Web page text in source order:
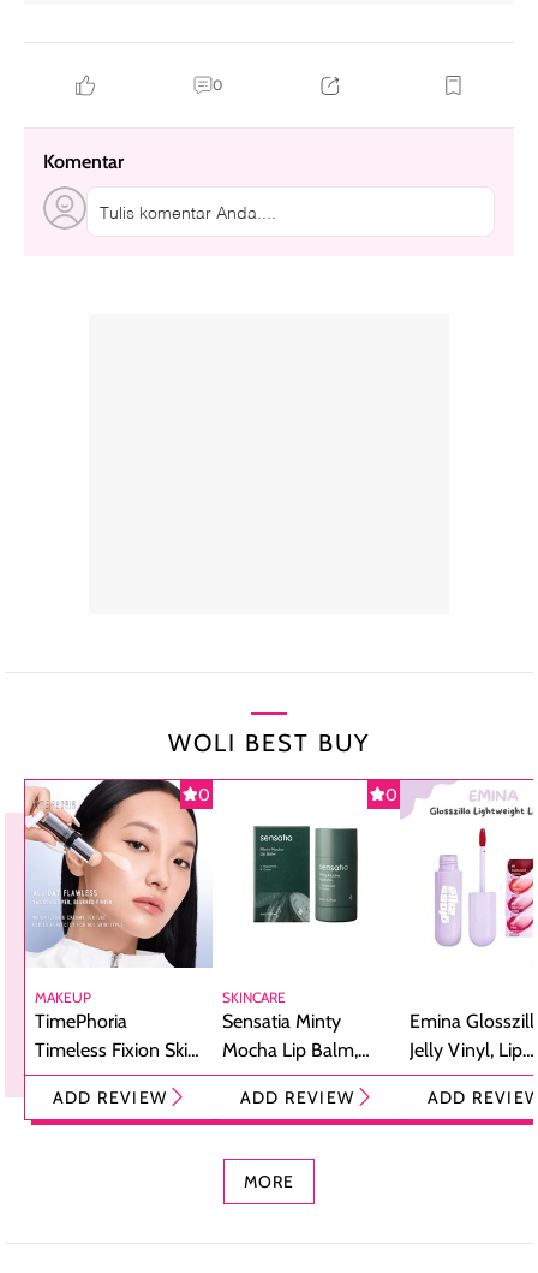
0
Komentar
Tulis komentar Anda....
WOLI BEST BUY
0
MAKEUP
TimePhoria
Timeless Fixion Skin
Tint Stick,
Foundation dan
ADD REVIEW
0
SKINCARE
Sensatia Minty
Mocha Lip Balm,
Pelembap Bibir
dengan Aroma
ADD REVIEW
Emina
Jelly Vinyl, Lip
Cream Glossy
Ringan
ADD
MORE